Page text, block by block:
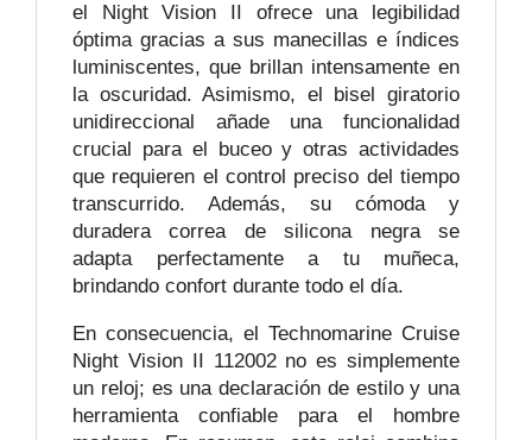
el Night Vision II ofrece una legibilidad
óptima gracias a sus manecillas e índices
luminiscentes, que brillan intensamente en
la oscuridad. Asimismo, el bisel giratorio
unidireccional añade una funcionalidad
crucial para el buceo y otras actividades
que requieren el control preciso del tiempo
transcurrido. Además, su cómoda y
duradera correa de silicona negra se
adapta perfectamente a tu muñeca,
brindando confort durante todo el día.
En consecuencia, el Technomarine Cruise
Night Vision II 112002 no es simplemente
un reloj; es una declaración de estilo y una
herramienta confiable para el hombre